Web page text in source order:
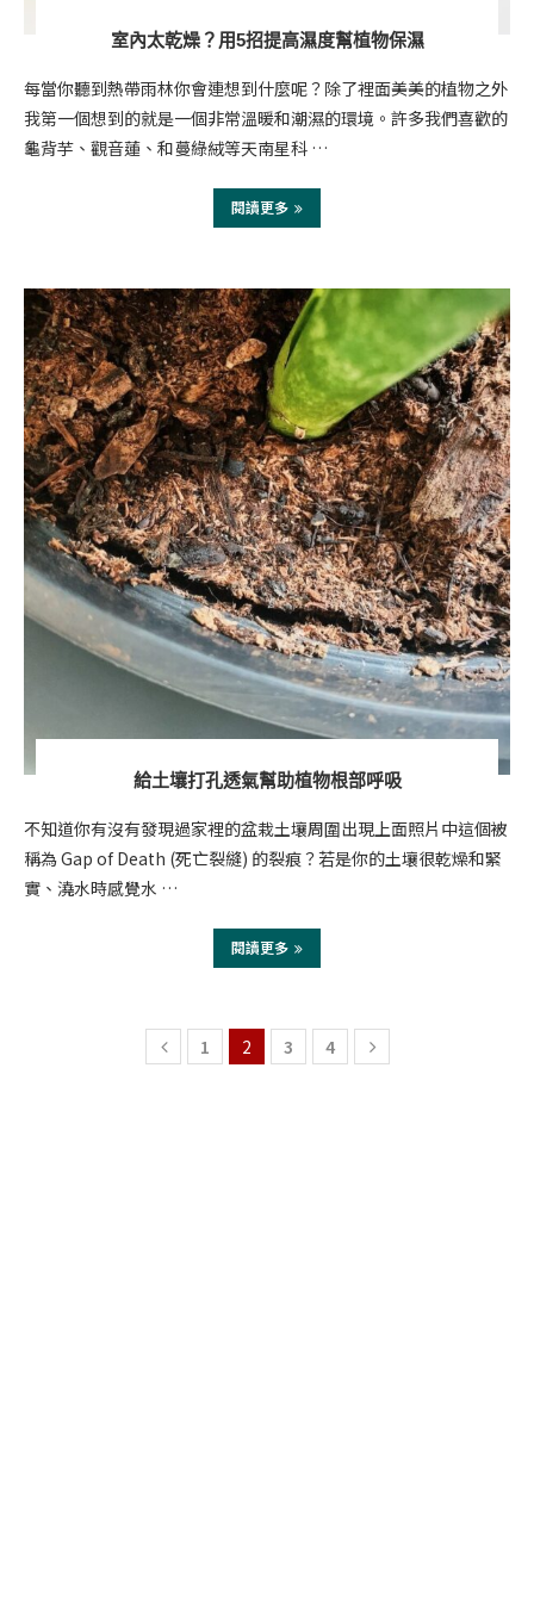
室內太乾燥？用5招提高濕度幫植物保濕
每當你聽到熱帶雨林你會連想到什麼呢？除了裡面美美的植物之外
我第一個想到的就是一個非常溫暖和潮濕的環境。許多我們喜歡的
龜背芋、觀音蓮、和蔓綠絨等天南星科 …
閱讀更多
給土壤打孔透氣幫助植物根部呼吸
不知道你有沒有發現過家裡的盆栽土壤周圍出現上面照片中這個被
稱為 Gap of Death (死亡裂縫) 的裂痕？若是你的土壤很乾燥和緊
實、澆水時感覺水 …
閱讀更多
1 2 3 4